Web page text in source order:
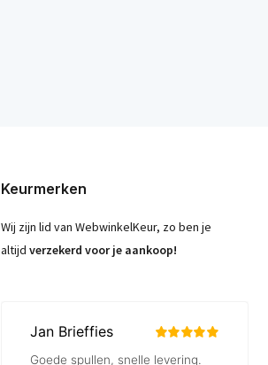
Keurmerken
Wij zijn lid van WebwinkelKeur, zo ben je
altijd verzekerd voor je aankoop!